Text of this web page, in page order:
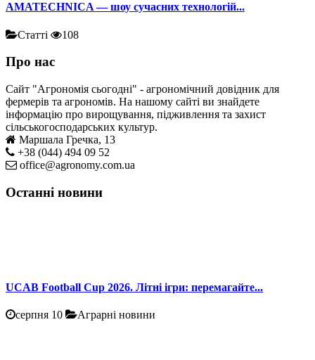
AMATECHNICA — шоу сучасних технологій...
Статті 108
Про нас
Сайт "Агрономія сьогодні" - агрономічний довідник для
фермерів та агрономів. На нашому сайті ви знайдете
інформацію про вирощування, підживлення та захист
сільськогосподарських культур.
Маршала Гречка, 13
+38 (044) 494 09 52
office@agronomy.com.ua
Останні новини
UCAB Football Cup 2026. Літні ігри: перемагайте...
серпня 10 Аграрні новини